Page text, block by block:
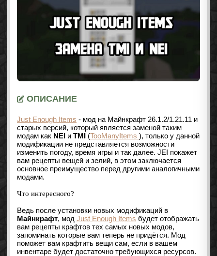
ОПИСАНИЕ
Just Enough Items - мод на Майнкрафт 26.1.2/1.21.11 и
старых версий, который является заменой таким
модам как NEI и TMI (TooManyItems ), только у данной
модификации не представляется возможности
изменить погоду, время игры и так далее. JEI покажет
вам рецепты вещей и зелий, в этом заключается
основное преимущество перед другими аналогичными
модами.
Что интересного?
Ведь после установки новых модификаций в
Майнкрафт, мод Just Enough Items будет отображать
вам рецепты крафтов тех самых новых модов,
запоминать которые вам теперь не придётся. Мод
поможет вам крафтить вещи сам, если в вашем
инвентаре будет достаточно требующихся ресурсов.